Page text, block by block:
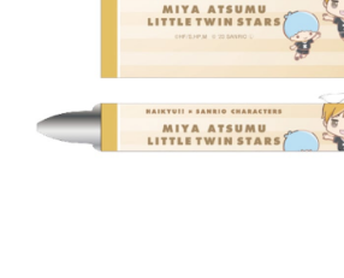
アニメ『僕のヒーローアカデミア』
ハイキュー!!ジャージ＆ユニフォー